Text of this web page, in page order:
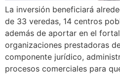
La inversión beneficiará
de 33 veredas, 14 centros
además de aportar en el
organizaciones prestadoras
componente jurídico,
procesos comerciales para